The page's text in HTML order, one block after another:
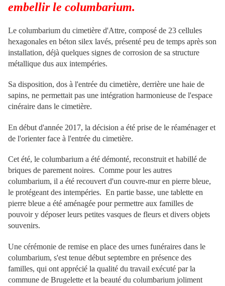
embellir le columbarium.
Le columbarium du cimetière d'Attre, composé de 23 cellules
hexagonales en béton silex lavés, présenté peu de temps après son
installation, déjà quelques signes de corrosion de sa structure
métallique dus aux intempéries.
Sa disposition, dos à l'entrée du cimetière, derrière une haie de
sapins, ne permettait pas une intégration harmonieuse de l'espace
cinéraire dans le cimetière.
En début d'année 2017, la décision a été prise de le réaménager et
de l'orienter face à l'entrée du cimetière.
Cet été, le columbarium a été démonté, reconstruit et habillé de
briques de parement noires. Comme pour les autres
columbarium, il a été recouvert d'un couvre-mur en pierre bleue,
le protégeant des intempéries. En partie basse, une tablette en
pierre bleue a été aménagée pour permettre aux familles de
pouvoir y déposer leurs petites vasques de fleurs et divers objets
souvenirs.
Une cérémonie de remise en place des urnes funéraires dans le
columbarium, s'est tenue début septembre en présence des
familles, qui ont apprécié la qualité du travail exécuté par la
commune de Brugelette et la beauté du columbarium joliment